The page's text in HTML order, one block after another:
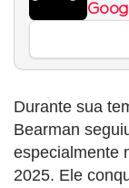
Durante sua
Bearman
especialmente
2025. Ele